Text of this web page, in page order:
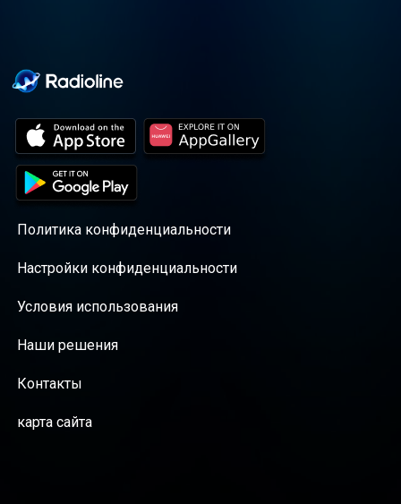
Политика конфиденциальности
Настройки конфиденциальности
Условия использования
Наши решения
Контакты
карта сайта